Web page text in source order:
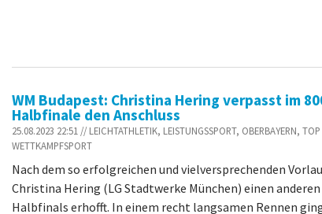
WM Budapest: Christina Hering verpasst im
Halbfinale den Anschluss
25.08.2023 22:51 // LEICHTATHLETIK, LEISTUNGSSPORT, OBERBAYERN, TOP
WETTKAMPFSPORT
Nach dem so erfolgreichen und vielversprechenden
Christina Hering (LG Stadtwerke München) einen anderen
Halbfinals erhofft. In einem recht langsamen Rennen